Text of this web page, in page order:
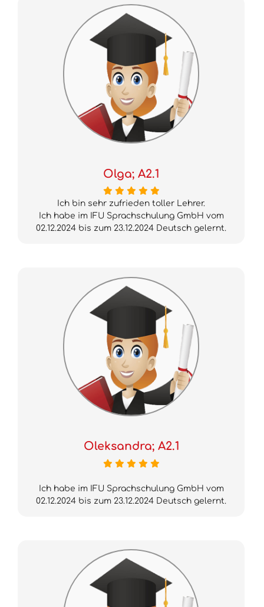
Olga; A2.1
Ich bin sehr zufrieden toller Lehrer.
Ich habe im IFU Sprachschulung GmbH vom
02.12.2024 bis zum 23.12.2024 Deutsch gelernt.
Oleksandra; A2.1
Ich habe im IFU Sprachschulung GmbH vom
02.12.2024 bis zum 23.12.2024 Deutsch gelernt.